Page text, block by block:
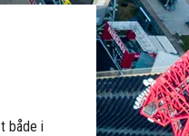
både i